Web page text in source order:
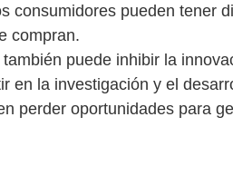
consumidores pueden tener
compran.
puede inhibir la
en la investigación y el
perder oportunidades para